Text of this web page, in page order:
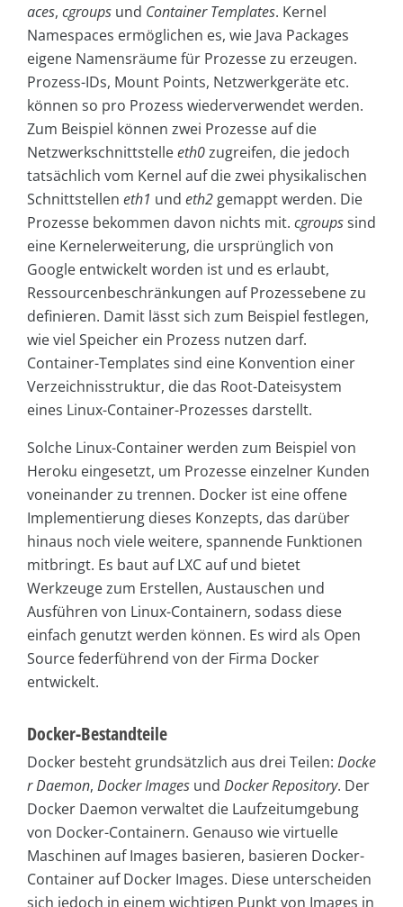
aces, cgroups und Container Templates. Kernel
Namespaces ermöglichen es, wie Java Packages
eigene Namensräume für Prozesse zu erzeugen.
Prozess-IDs, Mount Points, Netzwerkgeräte etc.
können so pro Prozess wiederverwendet werden.
Zum Beispiel können zwei Prozesse auf die
Netzwerkschnittstelleeth0zugreifen, die jedoch
tatsächlich vom Kernel auf die zwei physikalischen
Schnittstellen eth1 und eth2 gemappt werden. Die
Prozesse bekommen davon nichts mit. cgroupssind
eine Kernelerweiterung, die ursprünglich von
Google entwickelt worden ist und es erlaubt,
Ressourcenbeschränkungen auf Prozessebene zu
definieren. Damit lässt sich zum Beispiel festlegen,
wie viel Speicher ein Prozess nutzen darf.
Container-Templates sind eine Konvention einer
Verzeichnisstruktur, die das Root-Dateisystem
eines Linux-Container-Prozesses darstellt.
Solche Linux-Container werden zum Beispiel von
Heroku eingesetzt, um Prozesse einzelner Kunden
voneinander zu trennen. Docker ist eine offene
Implementierung dieses Konzepts, das darüber
hinaus noch viele weitere, spannende Funktionen
mitbringt. Es baut auf LXC auf und bietet
Werkzeuge zum Erstellen, Austauschen und
Ausführen von Linux-Containern, sodass diese
einfach genutzt werden können. Es wird als Open
Source federführend von der Firma Docker
entwickelt.
Docker-Bestandteile
Docker besteht grundsätzlich aus drei Teilen: Docke
r Daemon, Docker Images und Docker Repository. Der
Docker Daemon verwaltet die Laufzeitumgebung
von Docker-Containern. Genauso wie virtuelle
Maschinen auf Images basieren, basieren Docker-
Container auf Docker Images. Diese unterscheiden
sich jedoch in einem wichtigen Punkt von Images in